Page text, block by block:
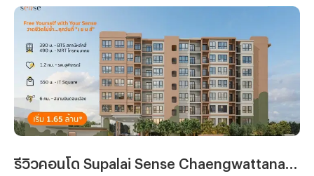
กับดีไซน์สุดชิค” โดยตัวโครงการตั้งอยู่ติดถนนใหญ่
จรัญสนิทวงศ์ และอยู่ใกล้ MRT บางพลัด เพียง 150 เมตร*